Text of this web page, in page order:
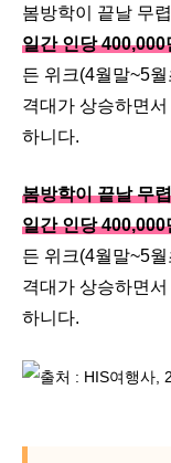
봄방학이 끝날 무
일간 인당 400,000
든 위크(4월말~5
격대가 상승하면
하니다.
봄방학이 끝날 무
일간 인당
든 위크(4월말~5
격대가 상승하면
하니다.